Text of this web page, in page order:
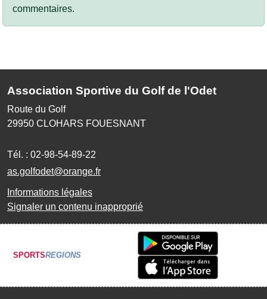
commentaires.
Association Sportive du Golf de l'Odet
Route du Golf
29950 CLOHARS FOUESNANT
Tél. : 02-98-54-89-22
as.golfodet@orange.fr
Informations légales
Signaler un contenu inapproprié
SPORTSREGIONS